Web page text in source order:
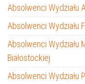
Absolwenci Wydziału
Absolwenci Wydziału
Absolwenci Wydziału
Białostockiej
Absolwenci Wydziału